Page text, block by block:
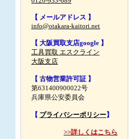
【 メールアドレス 】
info@otakara-kaitori.net
【 大阪買取支店google 】
工具買取 エスクライン
大阪支店
【 古物営業許可証 】
第631400900022号
兵庫県公安委員会
【 プライバシーポリシー】
>>詳しくはこちら